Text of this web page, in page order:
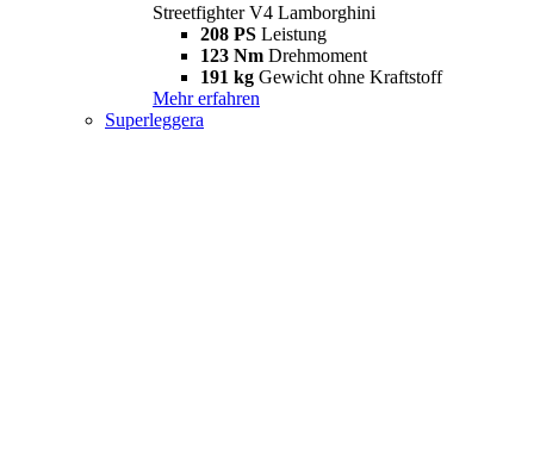
Streetfighter V4 Lamborghini
208 PS Leistung
123 Nm Drehmoment
191 kg Gewicht ohne Kraftstoff
Mehr erfahren
Superleggera